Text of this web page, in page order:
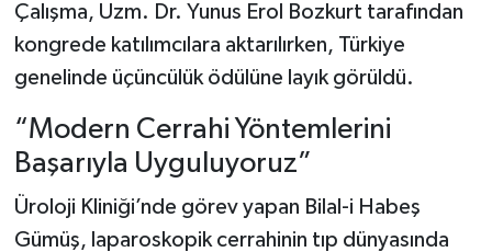
Çalışma, Uzm. Dr. Yunus Erol Bozkurt tarafından
kongrede katılımcılara aktarılırken, Türkiye
genelinde üçüncülük ödülüne layık görüldü.
“Modern Cerrahi Yöntemlerini
Başarıyla Uyguluyoruz”
Üroloji Kliniği’nde görev yapan Bilal-i Habeş
Gümüş, laparoskopik cerrahinin tıp dünyasında